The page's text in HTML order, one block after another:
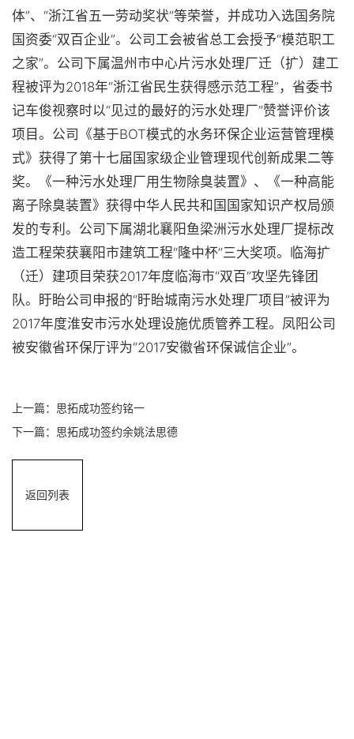
思拓成功签约铭一
思拓成功签约余姚法思德
返回列表
体”、“浙江省五一劳动奖状”等荣誉，并成功入选国务院
国资委“双百企业”。公司工会被省总工会授予“模范职工
之家”。公司下属温州市中心片污水处理厂迁（扩）建工
程被评为2018年“浙江省民生获得感示范工程”，省委书
记车俊视察时以“见过的最好的污水处理厂”赞誉评价该
项目。公司《基于BOT模式的水务环保企业运营管理模
式》获得了第十七届国家级企业管理现代创新成果二等
奖。《一种污水处理厂用生物除臭装置》、《一种高能
离子除臭装置》获得中华人民共和国国家知识产权局颁
发的专利。公司下属湖北襄阳鱼梁洲污水处理厂提标改
造工程荣获襄阳市建筑工程“隆中杯”三大奖项。临海扩
（迁）建项目荣获2017年度临海市“双百”攻坚先锋团
队。盱眙公司申报的“盱眙城南污水处理厂项目”被评为
2017年度淮安市污水处理设施优质管养工程。凤阳公司
被安徽省环保厅评为“2017安徽省环保诚信企业”。